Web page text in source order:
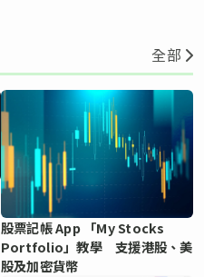
全部
股票記帳 App 「My Stocks
Portfolio」教學 支援港股、美
股及加密貨幣